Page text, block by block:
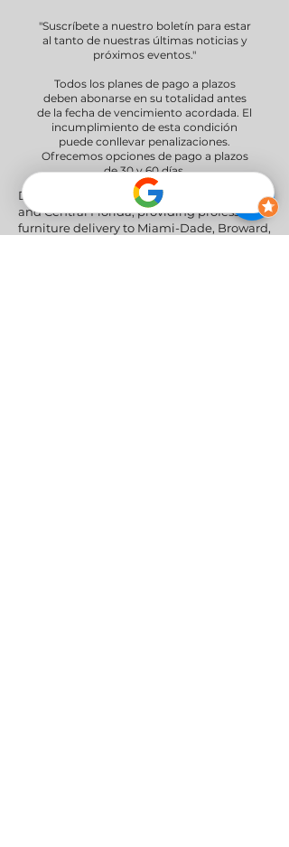
"Suscríbete a nuestro boletín para estar
al tanto de nuestras últimas noticias y
próximos eventos."
Todos los planes de pago a plazos
deben abonarse en su totalidad antes
de la fecha de vencimiento acordada. El
incumplimiento de esta condición
puede conllevar penalizaciones.
Ofrecemos opciones de pago a plazos
de 30 y 60 días.
Delivery Areas" We proudly serve South
and Central Florida, providing professional
furniture delivery to Miami-Dade, Broward,